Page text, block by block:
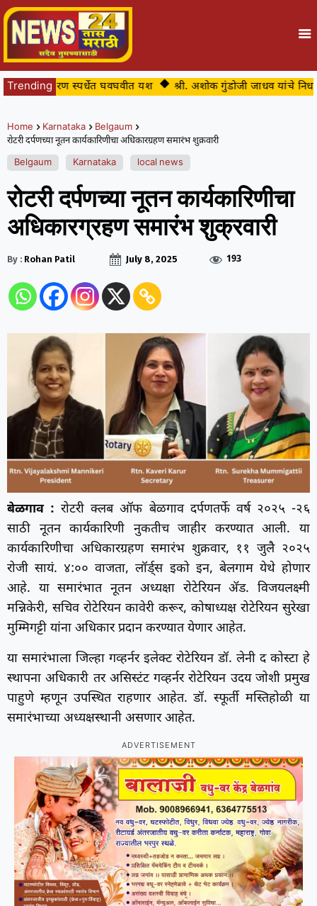
Trending
जलतरण स्पर्धेत घवघवीत यश श्री. अशोक गुंडोजी जाधव यांचे निधन
Home Karnataka
Belgaum
रोटरी दर्पणच्या नूतन कार्यकारिणीचा अधिकारग्रहण समारंभ शुक्रवारी
Belgaum
Karnataka local news
रोटरी दर्पणच्या नूतन कार्यकारिणीचा
अधिकारग्रहण समारंभ शुक्रवारी
By : Rohan Patil July 8, 2025 193
बेळगाव : रोटरी क्लब ऑफ बेळगाव दर्पणतर्फे वर्ष २०२५ -२६
साठी नूतन कार्यकारिणी नुकतीच जाहीर करण्यात आली. या
कार्यकारिणीचा अधिकारग्रहण समारंभ शुक्रवार, ११ जुलै २०२५
रोजी सायं. ४:०० वाजता, लॉर्ड्स इको इन, बेलगाम येथे होणार
आहे. या समारंभात नूतन अध्यक्षा रोटेरियन ॲड. विजयलक्ष्मी
मन्निकेरी, सचिव रोटेरियन कावेरी करूर, कोषाध्यक्ष रोटेरियन सुरेखा
मुम्मिगट्टी यांना अधिकार प्रदान करण्यात येणार आहेत.
या समारंभाला जिल्हा गव्हर्नर इलेक्ट रोटेरियन डॉ. लेनी द कोस्टा हे
स्थापना अधिकारी तर असिस्टंट गव्हर्नर रोटेरियन उदय जोशी प्रमुख
पाहुणे म्हणून उपस्थित राहणार आहेत. डॉ. स्फूर्ती मस्तिहोळी या
समारंभाच्या अध्यक्षस्थानी असणार आहेत.
ADVERTISEMENT